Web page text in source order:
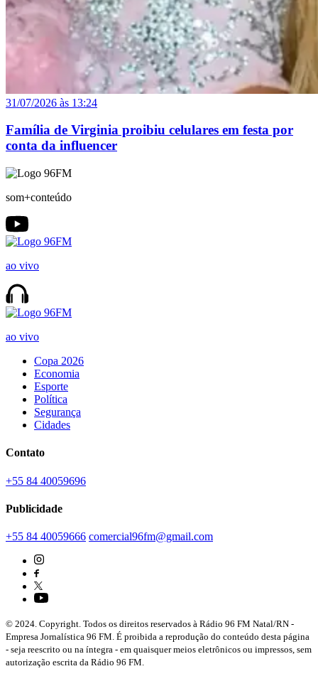
31/07/2026 às 13:24
Família de Virginia proibiu celulares em festa por
conta da influencer
som+conteúdo
ao vivo
ao vivo
Copa 2026
Economia
Esporte
Política
Segurança
Cidades
Contato
+55 84 40059696
Publicidade
+55 84 40059666 comercial96fm@gmail.com
© 2024. Copyright. Todos os direitos reservados à Rádio 96 FM Natal/RN -
Empresa Jornalística 96 FM. É proibida a reprodução do conteúdo desta página
- seja reescrito ou na íntegra - em quaisquer meios eletrônicos ou impressos, sem
autorização escrita da Rádio 96 FM.